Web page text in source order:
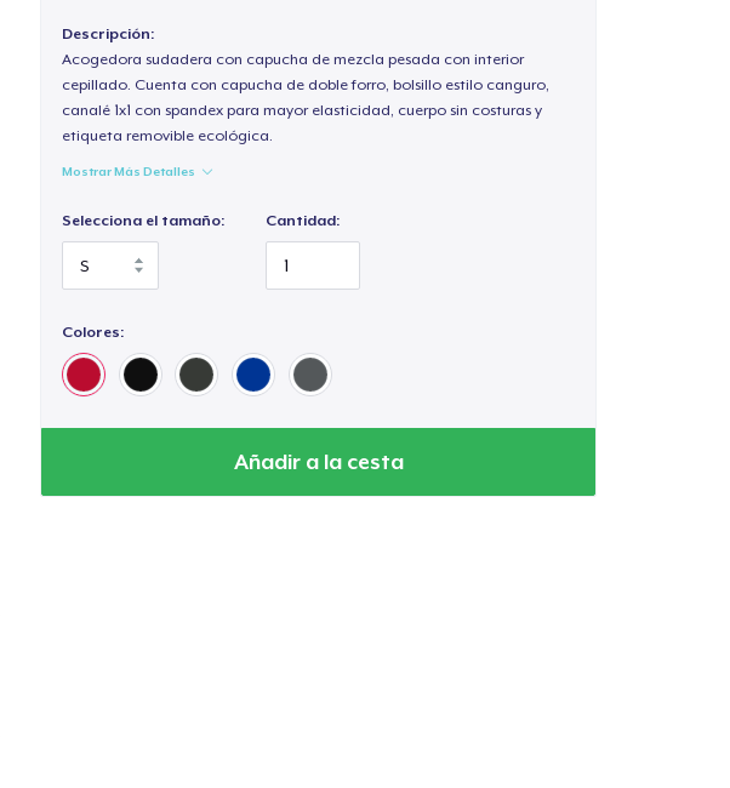
Descripción:
Acogedora sudadera con capucha de mezcla pesada con interior
cepillado. Cuenta con capucha de doble forro, bolsillo estilo canguro,
canalé 1x1 con spandex para mayor elasticidad, cuerpo sin costuras y
etiqueta removible ecológica.
Mostrar Más Detalles
Selecciona el tamaño: Cantidad:
Colores:
Añadir a la cesta